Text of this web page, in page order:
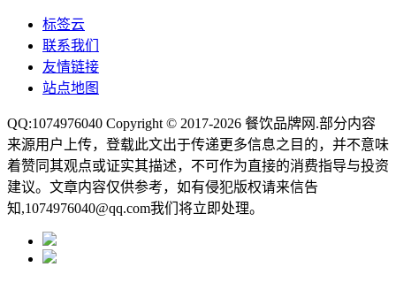
标签云
联系我们
友情链接
站点地图
QQ:1074976040 Copyright © 2017-2026 餐饮品牌网 .部分内容
来源用户上传，登载此文出于传递更多信息之目的，并不意味
着赞同其观点或证实其描述，不可作为直接的消费指导与投资
建议。文章内容仅供参考，如有侵犯版权请来信告
知,1074976040@qq.com我们将立即处理。